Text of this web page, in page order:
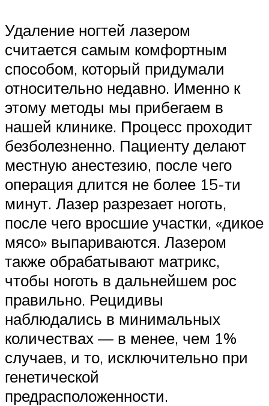
Удаление ногтей лазером
считается самым комфортным
способом, который придумали
относительно недавно. Именно к
этому методы мы прибегаем в
нашей клинике. Процесс проходит
безболезненно. Пациенту делают
местную анестезию, после чего
операция длится не более 15-ти
минут. Лазер разрезает ноготь,
после чего вросшие участки, «дикое
мясо» выпариваются. Лазером
также обрабатывают матрикс,
чтобы ноготь в дальнейшем рос
правильно. Рецидивы
наблюдались в минимальных
количествах — в менее, чем 1%
случаев, и то, исключительно при
генетической
предрасположенности.